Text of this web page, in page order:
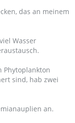
das an meinem
Wasser
Phytoplankton
sind, hab zwei
an.